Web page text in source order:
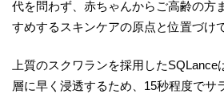
代を問わず、赤ちゃんからご高齢の方
すめするスキンケアの原点と位置づけ
上質のスクワランを採用した
層に早く浸透するため、15秒程度でサ